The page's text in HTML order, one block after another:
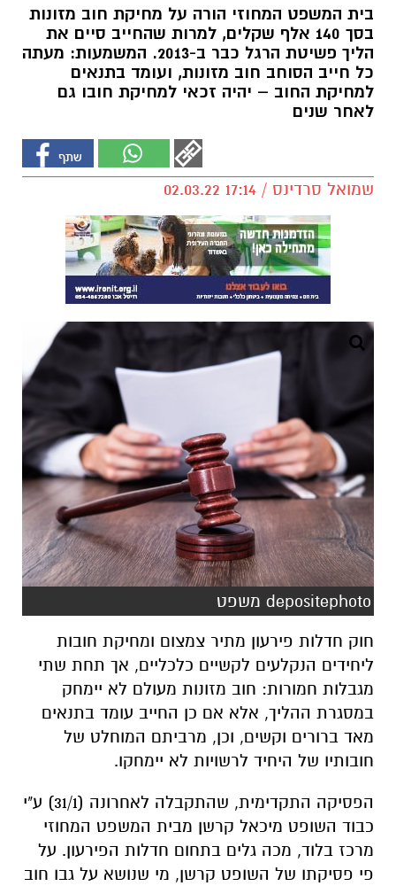
בית המשפט המחוזי הורה על מחיקת חוב מזונות
בסך 140 אלף שקלים, למרות שהחייב סיים את
הליך פשיטת הרגל כבר ב-2013. המשמעות: מעתה
כל חייב הסוחב חוב מזונות, ועומד בתנאים
למחיקת החוב – יהיה זכאי למחיקת חובו גם
לאחר שנים
שמואל סרדינס / 17:14 02.03.22
depositephoto משפט
חוק חדלות פירעון מתיר צמצום ומחיקת חובות
ליחידים הנקלעים לקשיים כלכליים, אך תחת שתי
מגבלות חמורות: חוב מזונות מעולם לא יימחק
במסגרת ההליך, אלא אם כן החייב עומד בתנאים
מאד ברורים וקשים, וכן, מרביתם המוחלט של
חובותיו של היחיד לרשויות לא יימחקו.
הפסיקה התקדימית, שהתקבלה לאחרונה (31/1) ע"י
כבוד השופט מיכאל קרשן מבית המשפט המחוזי
מרכז בלוד, מכה גלים בתחום חדלות הפירעון. על
פי פסיקתו של השופט קרשן, מי שנושא על גבו חוב